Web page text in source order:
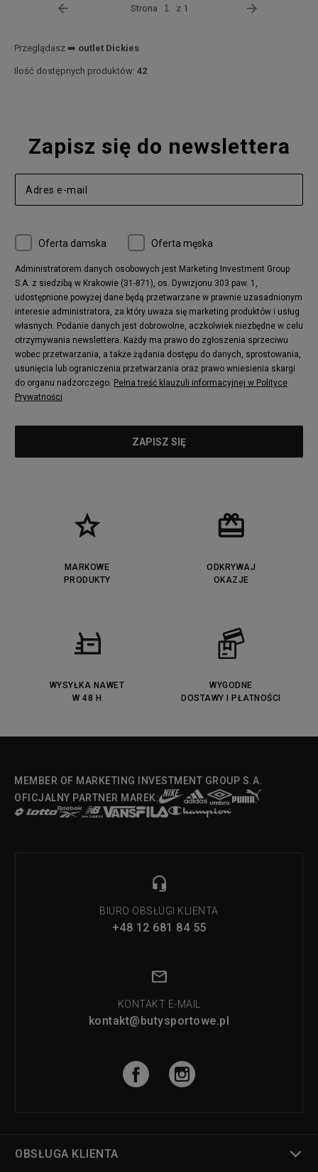
Przeglądasz ➡️ outlet Dickies
Ilość dostępnych produktów: 42
Strona z 1
Zapisz się do newslettera
Oferta damska Oferta męska
Administratorem danych osobowych jest Marketing Investment Group
S.A. z siedzibą w Krakowie (31-871), os. Dywizjonu 303 paw. 1,
udostępnione powyżej dane będą przetwarzane w prawnie uzasadnionym
interesie administratora, za który uważa się marketing produktów i usług
własnych. Podanie danych jest dobrowolne, aczkolwiek niezbędne w celu
otrzymywania newslettera. Każdy ma prawo do zgłoszenia sprzeciwu
wobec przetwarzania, a także żądania dostępu do danych, sprostowania,
usunięcia lub ograniczenia przetwarzania oraz prawo wniesienia skargi
do organu nadzorczego. Pełna treść klauzuli informacyjnej w Polityce
Prywatności
MARKOWE
PRODUKTY
ODKRYWAJ
OKAZJE
WYSYŁKA NAWET
W 48 H
WYGODNE
DOSTAWY I PŁATNOŚCI
MEMBER OF MARKETING INVESTMENT GROUP S.A.
OFICJALNY PARTNER MAREK:
BIURO OBSŁUGI KLIENTA
+48 12 681 84 55
KONTAKT E-MAIL
kontakt@butysportowe.pl
OBSŁUGA KLIENTA